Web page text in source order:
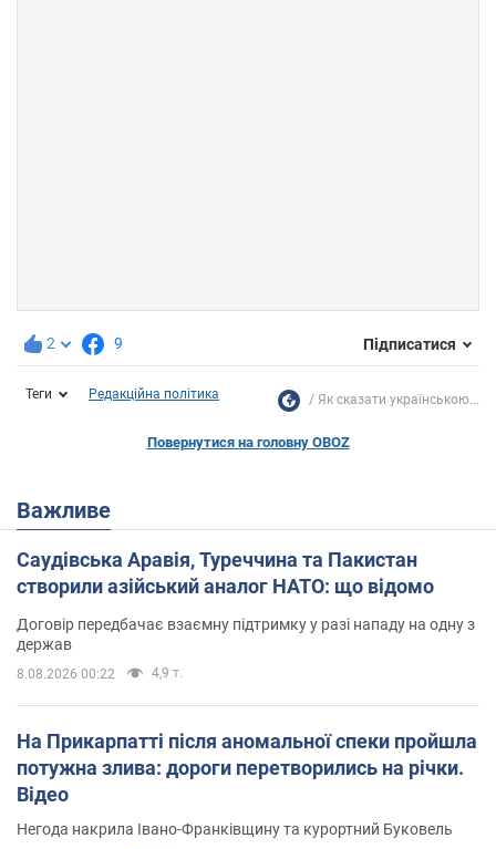
2 9 Підписатися
Теги Редакційна політика Як сказати українською...
Повернутися на головну OBOZ
Важливе
Саудівська Аравія, Туреччина та Пакистан
створили азійський аналог НАТО: що відомо
Договір передбачає взаємну підтримку у разі нападу на одну з
держав
8.08.2026 00:22 4,9 т.
На Прикарпатті після аномальної спеки пройшла
потужна злива: дороги перетворились на річки.
Відео
Негода накрила Івано-Франківщину та курортний Буковель